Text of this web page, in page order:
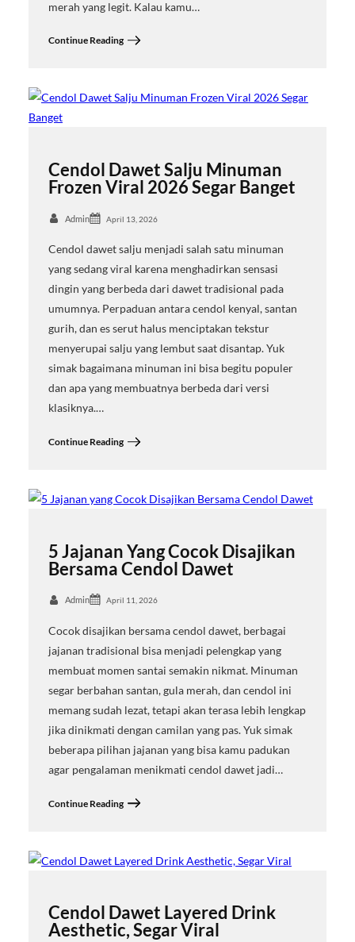
merah yang legit. Kalau kamu…
Continue Reading
Cendol Dawet Salju Minuman
Frozen Viral 2026 Segar Banget
Admin April 13, 2026
Cendol dawet salju menjadi salah satu minuman
yang sedang viral karena menghadirkan sensasi
dingin yang berbeda dari dawet tradisional pada
umumnya. Perpaduan antara cendol kenyal, santan
gurih, dan es serut halus menciptakan tekstur
menyerupai salju yang lembut saat disantap. Yuk
simak bagaimana minuman ini bisa begitu populer
dan apa yang membuatnya berbeda dari versi
klasiknya.…
Continue Reading
5 Jajanan Yang Cocok Disajikan
Bersama Cendol Dawet
Admin April 11, 2026
Cocok disajikan bersama cendol dawet, berbagai
jajanan tradisional bisa menjadi pelengkap yang
membuat momen santai semakin nikmat. Minuman
segar berbahan santan, gula merah, dan cendol ini
memang sudah lezat, tetapi akan terasa lebih lengkap
jika dinikmati dengan camilan yang pas. Yuk simak
beberapa pilihan jajanan yang bisa kamu padukan
agar pengalaman menikmati cendol dawet jadi…
Continue Reading
Cendol Dawet Layered Drink
Aesthetic, Segar Viral